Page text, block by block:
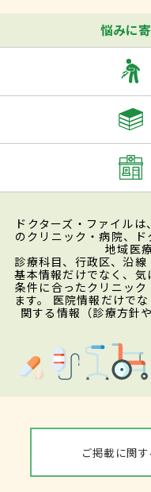
悩みに
ドクターズ・ファイル
のクリニック・病院、
地域医
診療科目、行政区、沿
基本情報だけでなく、
条件に合ったクリニッ
ます。 医院情報だけで
関する情報（診療方針
ご掲載に関